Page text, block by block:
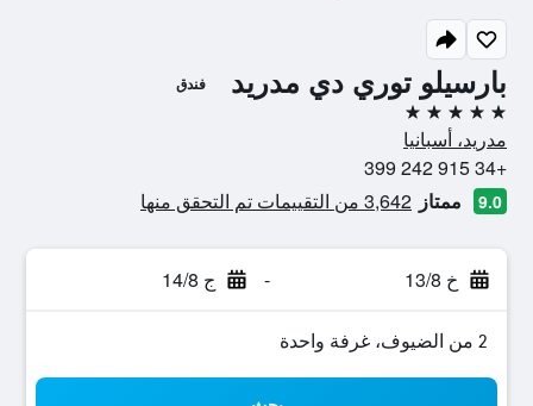
بارسيلو توري دي مدريد فندق
5 نجوم
مدريد، أسبانيا
+34 915 242 399
9.0 ممتاز 3,642 من التقييمات تم التحقق منها
خ 13/8 - ج 14/8
2 من الضيوف، غرفة واحدة